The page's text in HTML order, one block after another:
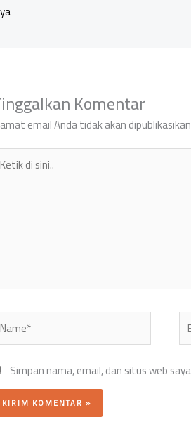
Komentar
email Anda tidak akan
Simpan nama, email, dan situs web